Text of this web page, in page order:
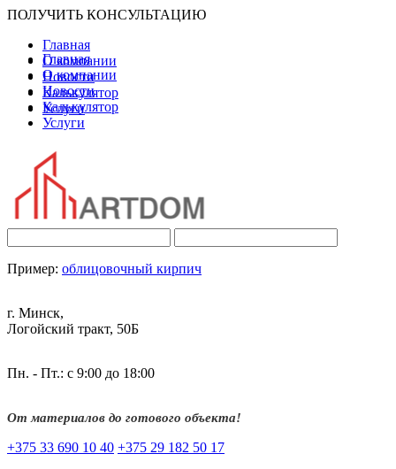
ПОЛУЧИТЬ КОНСУЛЬТАЦИЮ
Главная
О компании
Новости
Калькулятор
Услуги
Главная
О компании
Новости
Калькулятор
Услуги
Пример: облицовочный кирпич
г. Минск,
Логойский тракт, 50Б
Пн. - Пт.: с 9:00 до 18:00
От материалов до готового объекта!
+375 33 690 10 40 +375 29 182 50 17